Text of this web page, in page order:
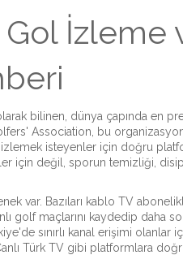
Gol İzleme
bilinen, dünya çapında en
Association , bu
izlemek isteyenler için doğru
için değil, sporun temizliği,
var. Bazıları kablo TV
golf maçlarını kaydedip daha
sınırlı kanal erişimi olanlar
Türk TV gibi platformlara